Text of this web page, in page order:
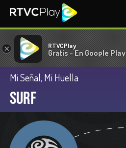
× RTVCPlay
Gratis - En Google Play
Mi Señal, Mi Huella
Surf